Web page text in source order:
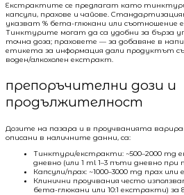
Екстрактите се предлагат като тинктури
капсули, прахове и чайове.
указват % бета-глюкани или съотношение
Тинктурите могат да са удобни за бърза
точна доза; праховете — за добавяне в
етикета за информация дали продуктът
воден/алкохолен екстракт.
препоръчителни дози и
продължителност
Дозите на пазара и в проучванията
описани в наличните данни, са:
Тинктури/екстракти: ~500–2000 mg
дневно (или 1 ml 1–3 пъти дневно
Капсули/прах: ~1000–3000 mg прах
Клинични проучвания често
бета-глюкани или 10:1 екстракти) за